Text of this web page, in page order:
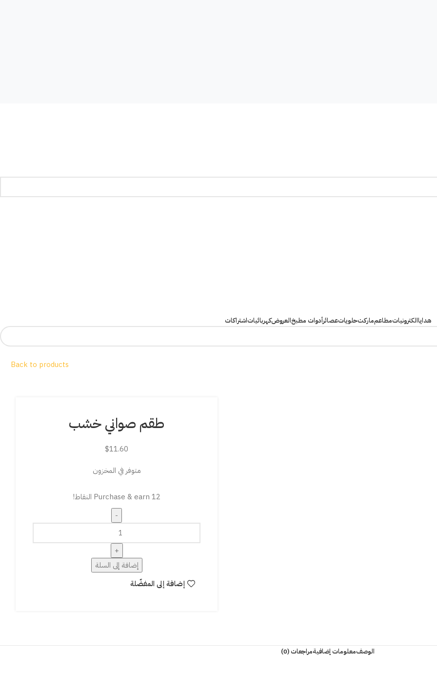
هداياالكترونياتمطاعمماركتحلوياتعصائرأدوات مطبخالعروضكهربائياتاشتراكات
Back to products
طقم صواني خشب
$11.60
متوفر في المخزون
Purchase & earn 12 النقاط!
إضافة إلى السلة
إضافة إلى المفضّلة
الوصفمعلومات إضافيةمراجعات (0)